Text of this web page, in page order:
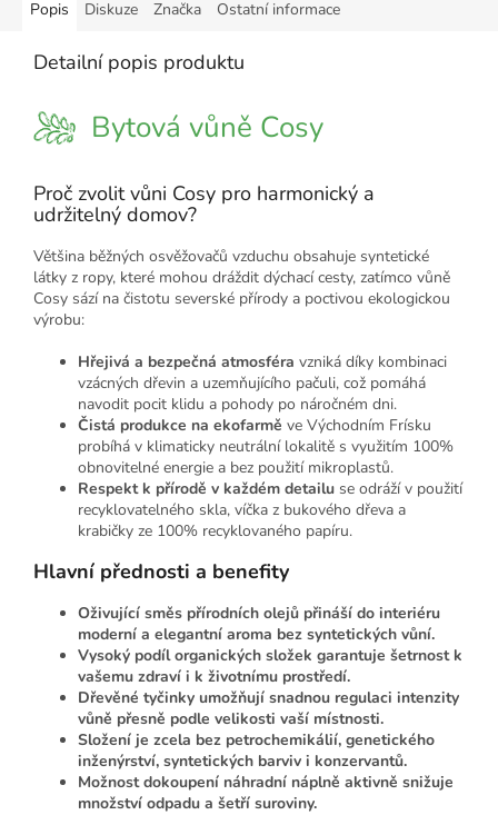
Popis Diskuze Značka Ostatní informace
Detailní popis produktu
Bytová vůně Cosy
Proč zvolit vůni Cosy pro harmonický a
udržitelný domov?
Většina běžných osvěžovačů vzduchu obsahuje syntetické
látky z ropy, které mohou dráždit dýchací cesty, zatímco vůně
Cosy sází na čistotu severské přírody a poctivou ekologickou
výrobu:
Hřejivá a bezpečná atmosféra vzniká díky kombinaci
vzácných dřevin a uzemňujícího pačuli, což pomáhá
navodit pocit klidu a pohody po náročném dni.
Čistá produkce na ekofarmě ve Východním Frísku
probíhá v klimaticky neutrální lokalitě s využitím 100%
obnovitelné energie a bez použití mikroplastů.
Respekt k přírodě v každém detailu se odráží v použití
recyklovatelného skla, víčka z bukového dřeva a
krabičky ze 100% recyklovaného papíru.
Hlavní přednosti a benefity
Oživující směs přírodních olejů přináší do interiéru
moderní a elegantní aroma bez syntetických vůní.
Vysoký podíl organických složek garantuje šetrnost k
vašemu zdraví i k životnímu prostředí.
Dřevěné tyčinky umožňují snadnou regulaci intenzity
vůně přesně podle velikosti vaší místnosti.
Složení je zcela bez petrochemikálií, genetického
inženýrství, syntetických barviv i konzervantů.
Možnost dokoupení náhradní náplně aktivně snižuje
množství odpadu a šetří suroviny.